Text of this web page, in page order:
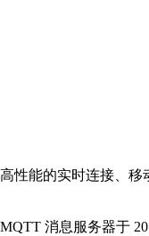
能的实时连接、移
消息服务器于